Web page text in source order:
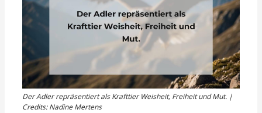
Der Adler repräsentiert als Krafttier Weisheit, Freiheit und Mut. |
Credits: Nadine Mertens